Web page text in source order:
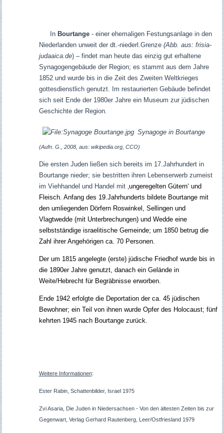
In Bourtange- einer ehemaligen Festungsanlage in den
Niederlanden unweit der dt.-niederl.Grenze (Abb. aus: frisia-
judaaica.de) – findet man heute das einzig gut erhaltene
Synagogengebäude der Region; es stammt aus dem Jahre
1852 und wurde bis in die Zeit des Zweiten Weltkrieges
gottesdienstlich genutzt. Im restaurierten Gebäude befindet
sich seit Ende der 1980er Jahre ein Museum zur jüdischen
Geschichte der Region.
Synagoge in Bourtange
(Aufn. G., 2008, aus: wikipedia.org, CCO)
Die ersten Juden ließen sich bereits im 17.Jahrhundert in
Bourtange nieder; sie bestritten ihren Lebenserwerb zumeist
im Viehhandel und Handel mit ‚ungeregelten Gütern‘ und
Fleisch. Anfang des 19.Jahrhunderts bildete Bourtange mit
den umliegenden Dörfern Roswinkel, Sellingen und
Vlagtwedde (mit Unterbrechungen) und Wedde eine
selbstständige israelitische Gemeinde; um 1850 betrug die
Zahl ihrer Angehörigen ca. 70 Personen.
Der um 1815 angelegte (erste) jüdische Friedhof wurde bis in
die 1890er Jahre genutzt, danach ein Gelände in
Weite/Hebrecht für Begräbnisse erworben.
Ende 1942 erfolgte die Deportation der ca. 45 jüdischen
Bewohner; ein Teil von ihnen wurde Opfer des Holocaust; fünf
kehrten 1945 nach Bourtange zurück.
Weitere Informationen:
Ester Rabin, Schattenbilder, Israel 1975
Zvi Asaria, Die Juden in Niedersachsen - Von den ältesten Zeiten bis zur
Gegenwart, Verlag Gerhard Rautenberg, Leer/Ostfriesland 1979